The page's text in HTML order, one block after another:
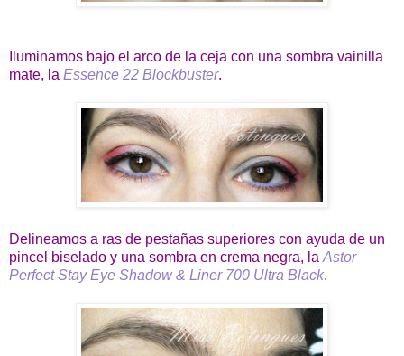
Iluminamos bajo el arco de la ceja con una sombra vainilla
mate, la Essence 22 Blockbuster.
Delineamos a ras de pestañas superiores con ayuda de un
pincel biselado y una sombra en crema negra, la Astor
Perfect Stay Eye Shadow & Liner 700 Ultra Black.